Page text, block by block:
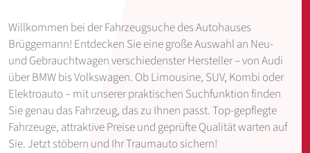
Willkommen bei der Fahrzeugsuche des Autohauses
Brüggemann! Entdecken Sie eine große Auswahl an Neu-
und Gebrauchtwagen verschiedenster Hersteller – von Audi
über BMW bis Volkswagen. Ob Limousine, SUV, Kombi oder
Elektroauto – mit unserer praktischen Suchfunktion finden
Sie genau das Fahrzeug, das zu Ihnen passt. Top-gepflegte
Fahrzeuge, attraktive Preise und geprüfte Qualität warten auf
Sie. Jetzt stöbern und Ihr Traumauto sichern!